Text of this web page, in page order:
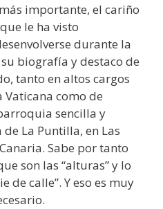
importante, el cariño
le ha visto
durante la
biografía y destaco de
tanto en altos cargos
como de
sencilla y
La Puntilla, en Las
Sabe por tanto
son las “alturas” y lo
de calle”. Y eso es muy